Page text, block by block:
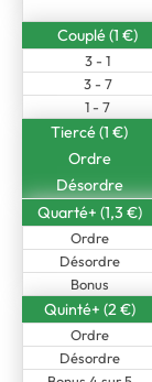
Couplé (1 €)
3 - 1
3 - 7
1 - 7
Tiercé (1 €)
Ordre
Désordre
Quarté+ (1,3 €)
Ordre
Désordre
Bonus
Quinté+ (2 €)
Ordre
Désordre